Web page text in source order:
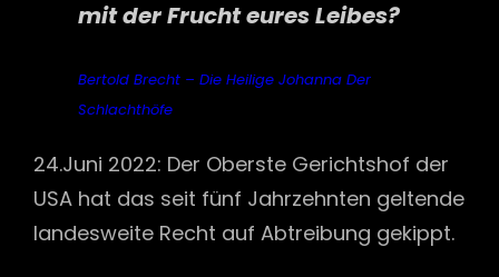
mit der Frucht eures Leibes?
Bertold Brecht – Die Heilige Johanna Der
Schlachthöfe
24.Juni 2022: Der Oberste Gerichtshof der
USA hat das seit fünf Jahrzehnten geltende
landesweite Recht auf Abtreibung gekippt.